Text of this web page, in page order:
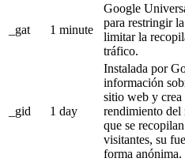
_gat 1 minute
Google
para restringir
limitar la
tráfico.
_gid 1 day
Instalada por
información
sitio web y
rendimiento del
que se
visitantes, su
forma anónima.